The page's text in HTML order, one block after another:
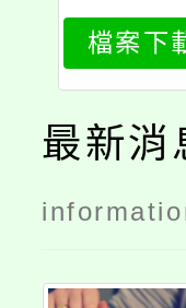
安心」
年子女遭
屬擅帶
網絡單
上課程
檔案下
最新消